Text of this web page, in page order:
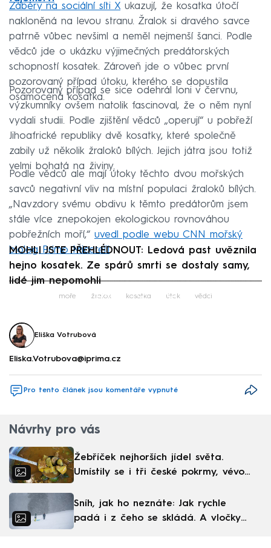
Záběry na sociální síti X ukazují, že kosatka útočí
nakloněná na levou stranu. Žralok si dravého savce
patrně vůbec nevšiml a neměl nejmenší šanci. Podle
vědců jde o ukázku výjimečných predátorských
schopností kosatek. Zároveň jde o vůbec první
pozorovaný případ útoku, kterého se dopustila
osamocená kosatka.
Pozorovaný případ se sice odehrál loni v červnu,
výzkumníky ovšem natolik fascinoval, že o něm nyní
vydali studii. Podle zjištění vědců „operují“ u pobřeží
Jihoafrické republiky dvě kosatky, které společně
zabily už několik žraloků bílých. Jejich játra jsou totiž
velmi bohatá na živiny.
Podle vědců ale mají útoky těchto dvou mořských
savců negativní vliv na místní populaci žraloků bílých.
„Navzdory svému obdivu k těmto predátorům jsem
stále více znepokojen ekologickou rovnováhou
pobřežních moří,“ uvedl podle webu CNN mořský
biolog Primo Micarelli.
MOHLI JSTE PŘEHLÉDNOUT: Ledová past uvěznila
hejno kosatek. Ze spárů smrti se dostaly samy,
lidé jim nepomohli
Failed to fetch
moře žralok kosatka útok vědci
Eliška Votrubová
Eliska.Votrubova@iprima.cz
Pro tento článek jsou komentáře vypnuté
Návrhy pro vás
Žebříček nejhorších jídel světa.
Umístily se i tři české pokrmy, vévodí
Sníh, jak ho neznáte: Jak rychle
padá i z čeho se skládá. A vločky